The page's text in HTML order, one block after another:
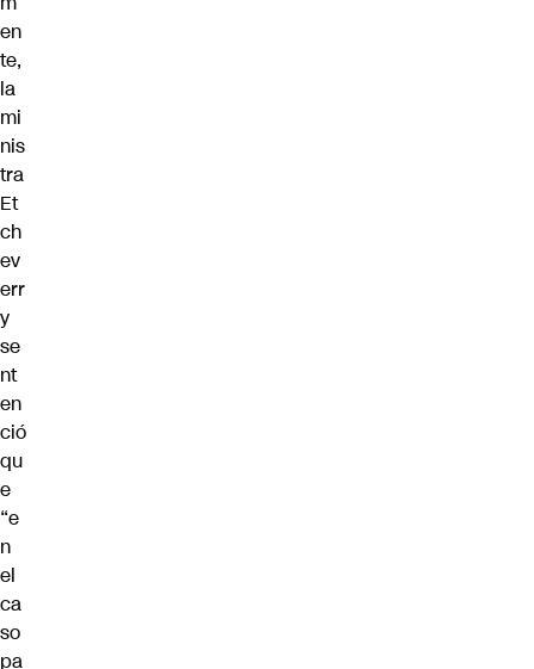
en
te,
la
mi
nis
tra
Et
ch
ev
err
y
se
nt
en
ció
qu
e
“e
n
el
ca
so
pa